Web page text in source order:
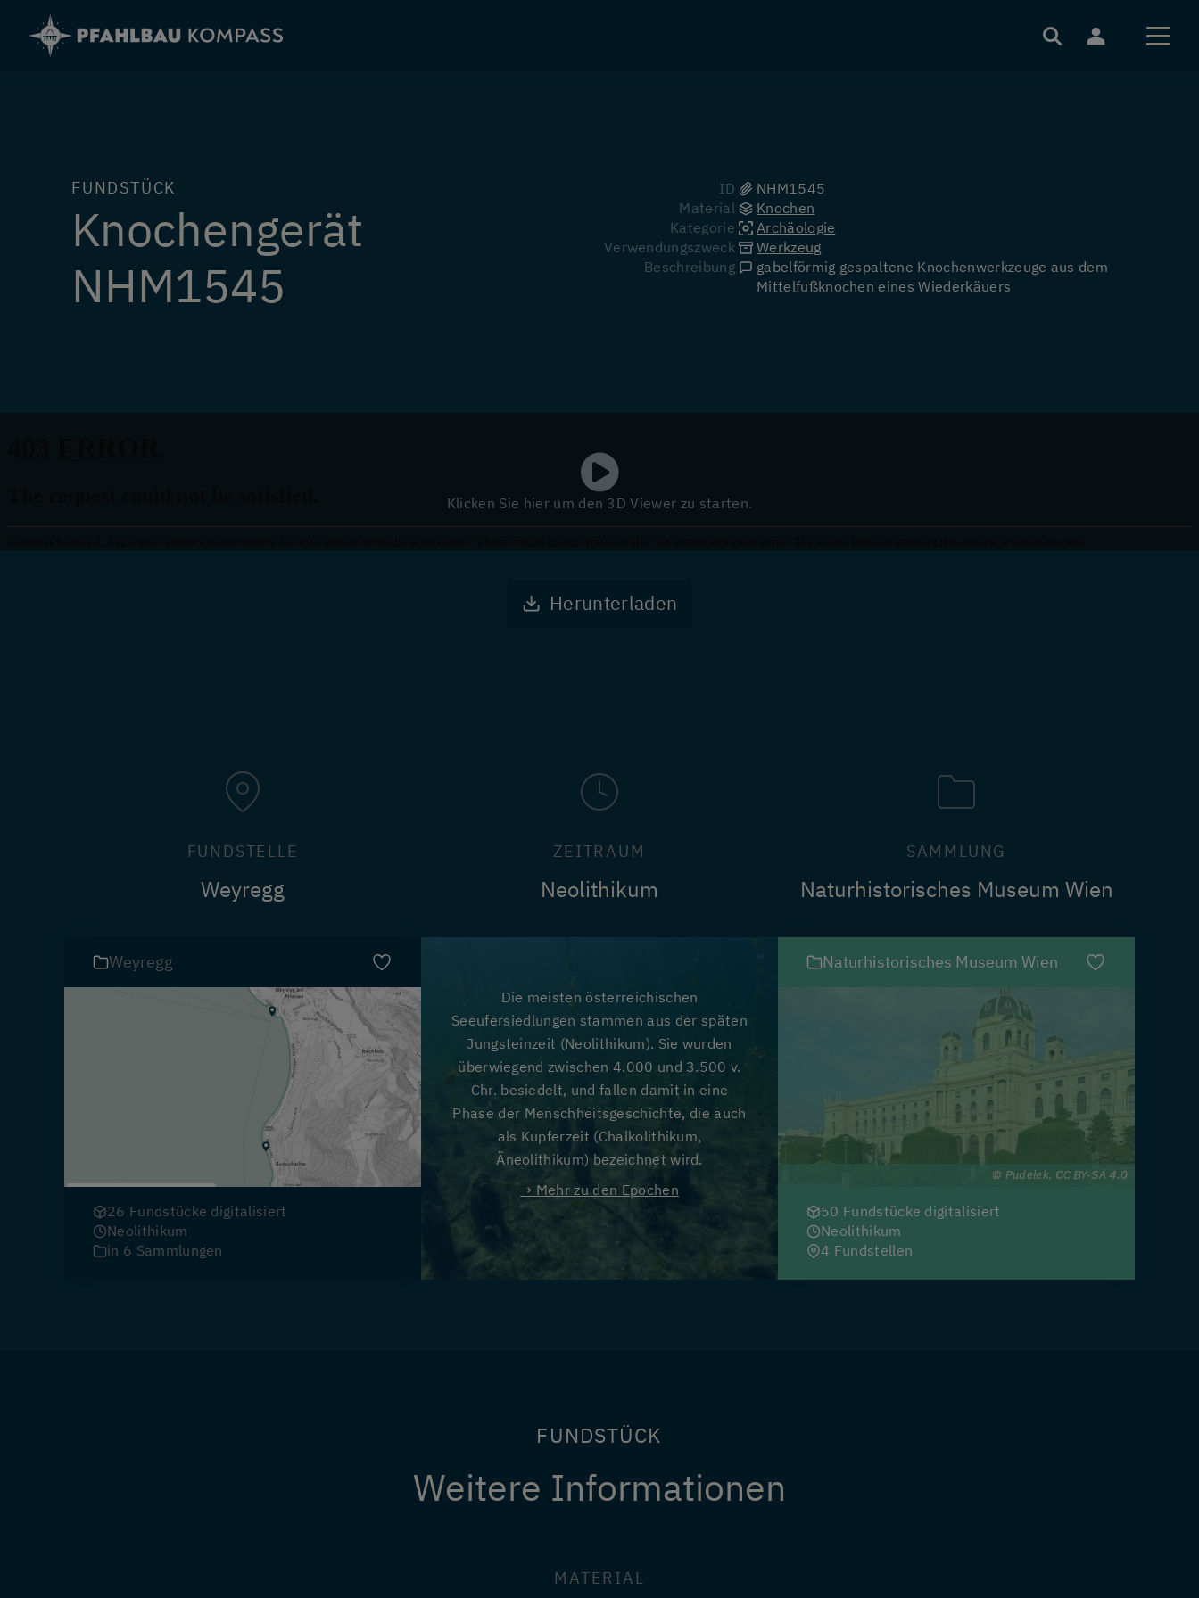
Inhalt
FUNDSTÜCK
Knochengerät
NHM1545
ID
NHM1545
Material
Knochen
Kategorie
Archäologie
Verwendungszweck
Werkzeug
Beschreibung
gabelförmig gespaltene Knochenwerkzeuge aus dem
Mittelfußknochen eines Wiederkäuers
Klicken Sie hier um den 3D Viewer zu starten.
Herunterladen
FUNDSTELLE
Weyregg
Weyregg
26 Fundstücke digitalisiert
Neolithikum
in 6 Sammlungen
ZEITRAUM
Neolithikum
Die meisten österreichischen
Seeufersiedlungen stammen aus der späten
Jungsteinzeit (Neolithikum). Sie wurden
überwiegend zwischen 4.000 und 3.500 v.
Chr. besiedelt, und fallen damit in eine
Phase der Menschheitsgeschichte, die auch
als Kupferzeit (Chalkolithikum,
Äneolithikum) bezeichnet wird.
→ Mehr zu den Epochen
SAMMLUNG
Naturhistorisches Museum Wien
Naturhistorisches Museum Wien
Pudelek, CC BY-SA 4.0
50 Fundstücke digitalisiert
Neolithikum
4 Fundstellen
FUNDSTÜCK
Weitere Informationen
MATERIAL